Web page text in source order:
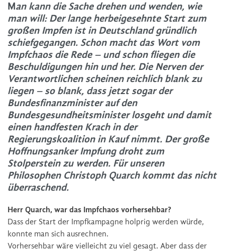
Man kann die Sache drehen und wenden, wie
man will: Der lange herbeigesehnte Start zum
großen Impfen ist in Deutschland gründlich
schiefgegangen. Schon macht das Wort vom
Impfchaos die Rede – und schon fliegen die
Beschuldigungen hin und her. Die Nerven der
Verantwortlichen scheinen reichlich blank zu
liegen – so blank, dass jetzt sogar der
Bundesfinanzminister auf den
Bundesgesundheitsminister losgeht und damit
einen handfesten Krach in der
Regierungskoalition in Kauf nimmt. Der große
Hoffnungsanker Impfung droht zum
Stolperstein zu werden. Für unseren
Philosophen Christoph Quarch kommt das nicht
überraschend.
Herr Quarch, war das Impfchaos vorhersehbar?
Dass der Start der Impfkampagne holprig werden würde,
konnte man sich ausrechnen.
Vorhersehbar wäre vielleicht zu viel gesagt. Aber dass der